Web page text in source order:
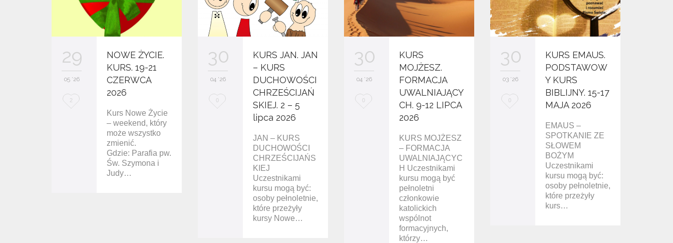
29
05 '26
L
2
NOWE ŻYCIE.
KURS. 19-21
CZERWCA
2026
Kurs Nowe Życie
– weekend, który
może wszystko
zmienić.
Gdzie: Parafia pw.
Św. Szymona i
Judy…
30
04 '26
L0
KURS JAN. JAN
– KURS
DUCHOWOŚCI
CHRZEŚCIJAŃ
SKIEJ. 2 – 5
lipca 2026
JAN – KURS
DUCHOWOŚCI
CHRZEŚCIJAŃS
KIEJ
Uczestnikami
kursu mogą być:
osoby pełnoletnie,
które przeżyły
kursy Nowe…
30
04 '26
L
0
KURS
MOJŻESZ.
FORMACJA
UWALNIAJĄCY
CH. 9-12 LIPCA
2026
KURS MOJŻESZ
– FORMACJA
UWALNIAJĄCYC
H Uczestnikami
kursu mogą być
pełnoletni
członkowie
katolickich
wspólnot
formacyjnych,
którzy…
30
03 '26
L
0
KURS EMAUS.
PODSTAWOW
Y KURS
BIBLIJNY. 15-17
MAJA 2026
EMAUS –
SPOTKANIE ZE
SŁOWEM
BOŻYM
Uczestnikami
kursu mogą być:
osoby pełnoletnie,
które przeżyły
kurs…